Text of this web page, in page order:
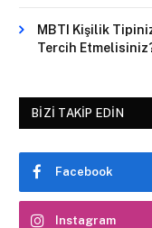
MBTI Kişilik
Tercih
BIZI TAKIP EDIN
Facebook
Instagram